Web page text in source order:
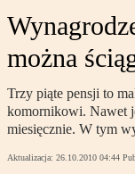
można
Trzy piąte pensji to
komornikowi. Nawet
miesięcznie. W tym
Aktualizacja: 26.10.2010 04:44